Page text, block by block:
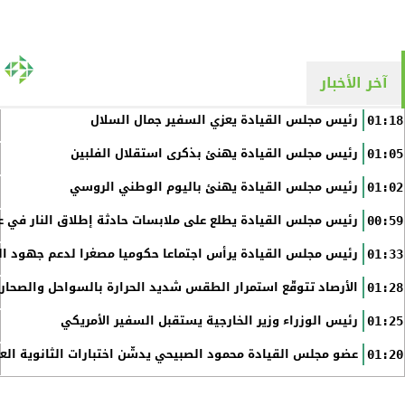
آخر الأخبار
01:18 رئيس مجلس القيادة يعزي السفير جمال السلال
01:05 رئيس مجلس القيادة يهنئ بذكرى استقلال الفلبين
01:02 رئيس مجلس القيادة يهنئ باليوم الوطني الروسي
00:59 رئيس مجلس القيادة يطلع على ملابسات حادثة إطلاق النار في
01:33 رئيس مجلس القيادة يرأس اجتماعا حكوميا مصغرا لدعم جهود
01:28 الأرصاد تتوقّع استمرار الطقس شديد الحرارة بالسواحل
01:25 رئيس الوزراء وزير الخارجية يستقبل السفير الأمريكي
01:20 عضو مجلس القيادة محمود الصبيحي يدشّن اختبارات الثانوية